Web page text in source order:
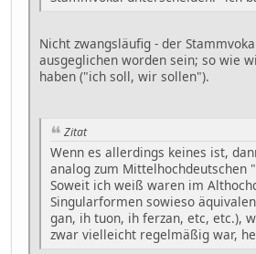
Nicht zwangsläufig - der
ausgeglichen worden sein; so wie
haben ("ich soll, wir sollen").
Zitat
Wenn es allerdings keines ist,
analog zum Mittelhochdeutschen
Soweit ich weiß waren im
Singularformen sowieso
gan, ih tuon, ih ferzan, etc, etc.),
zwar vielleicht regelmäßig war,